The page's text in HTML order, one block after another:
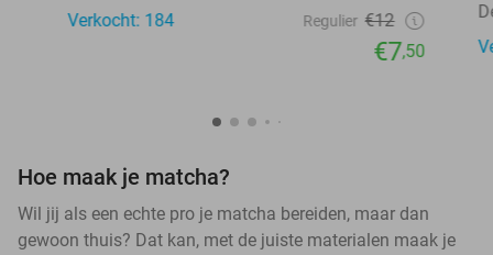
Verkocht: 184
Regulier €12
€7,50
Hoe maak je matcha?
Wil jij als een echte pro je matcha bereiden, maar dan
gewoon thuis? Dat kan, met de juiste materialen maak je